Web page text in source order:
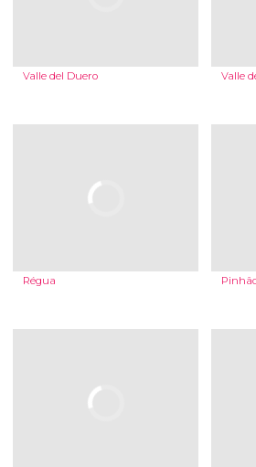
Valle del Duero Valle
Régua